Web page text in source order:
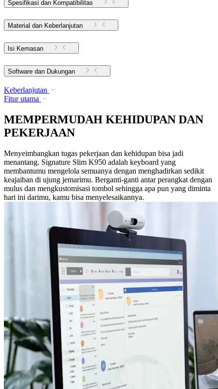
Spesifikasi dan Kompatibilitas
Material dan Keberlanjutan
Isi Kemasan
Software dan Dukungan
Keberlanjutan
Fitur utama
MEMPERMUDAH KEHIDUPAN DAN
PEKERJAAN
Menyeimbangkan tugas pekerjaan dan kehidupan bisa jadi
menantang. Signature Slim K950 adalah keyboard yang
membantumu mengelola semuanya dengan menghadirkan sedikit
keajaiban di ujung jemarimu. Berganti-ganti antar perangkat dengan
mulus dan mengkustomisasi tombol sehingga apa pun yang diminta
hari ini darimu, kamu bisa menyelesaikannya.